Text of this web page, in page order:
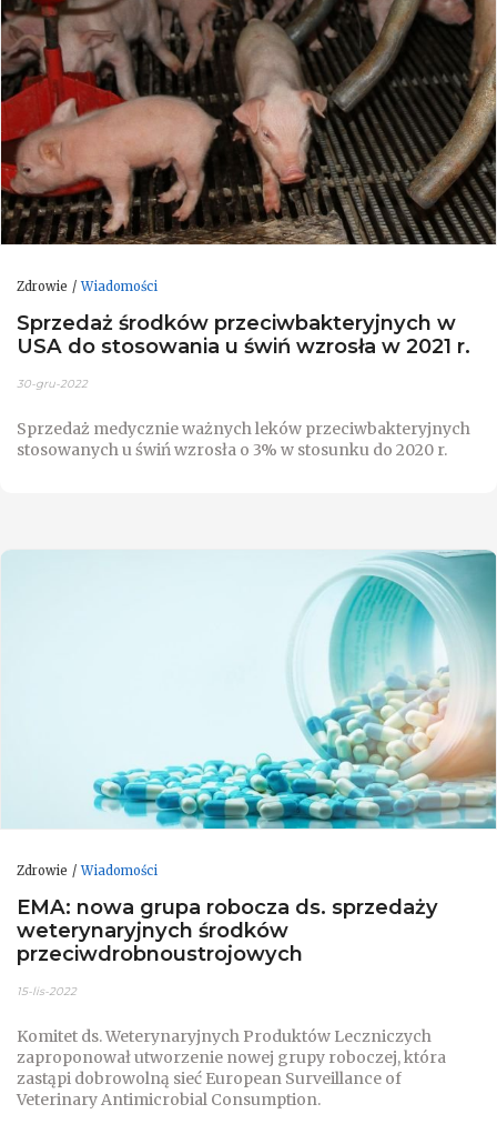
Zdrowie Wiadomości
Sprzedaż środków przeciwbakteryjnych w
USA do stosowania u świń wzrosła w 2021 r.
30-gru-2022
Sprzedaż medycznie ważnych leków przeciwbakteryjnych
stosowanych u świń wzrosła o 3% w stosunku do 2020 r.
Zdrowie Wiadomości
EMA: nowa grupa robocza ds. sprzedaży
weterynaryjnych środków
przeciwdrobnoustrojowych
15-lis-2022
Komitet ds. Weterynaryjnych Produktów Leczniczych
zaproponował utworzenie nowej grupy roboczej, która
zastąpi dobrowolną sieć European Surveillance of
Veterinary Antimicrobial Consumption.